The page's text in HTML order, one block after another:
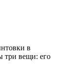
в
три вещи: его